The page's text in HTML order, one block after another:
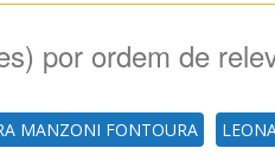
por ordem de
MANZONI FONTOURA